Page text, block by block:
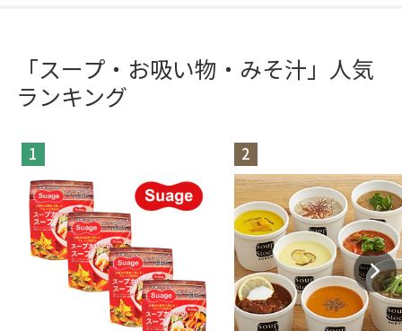
「スープ・お吸い物・みそ汁」人気
ランキング
1 2